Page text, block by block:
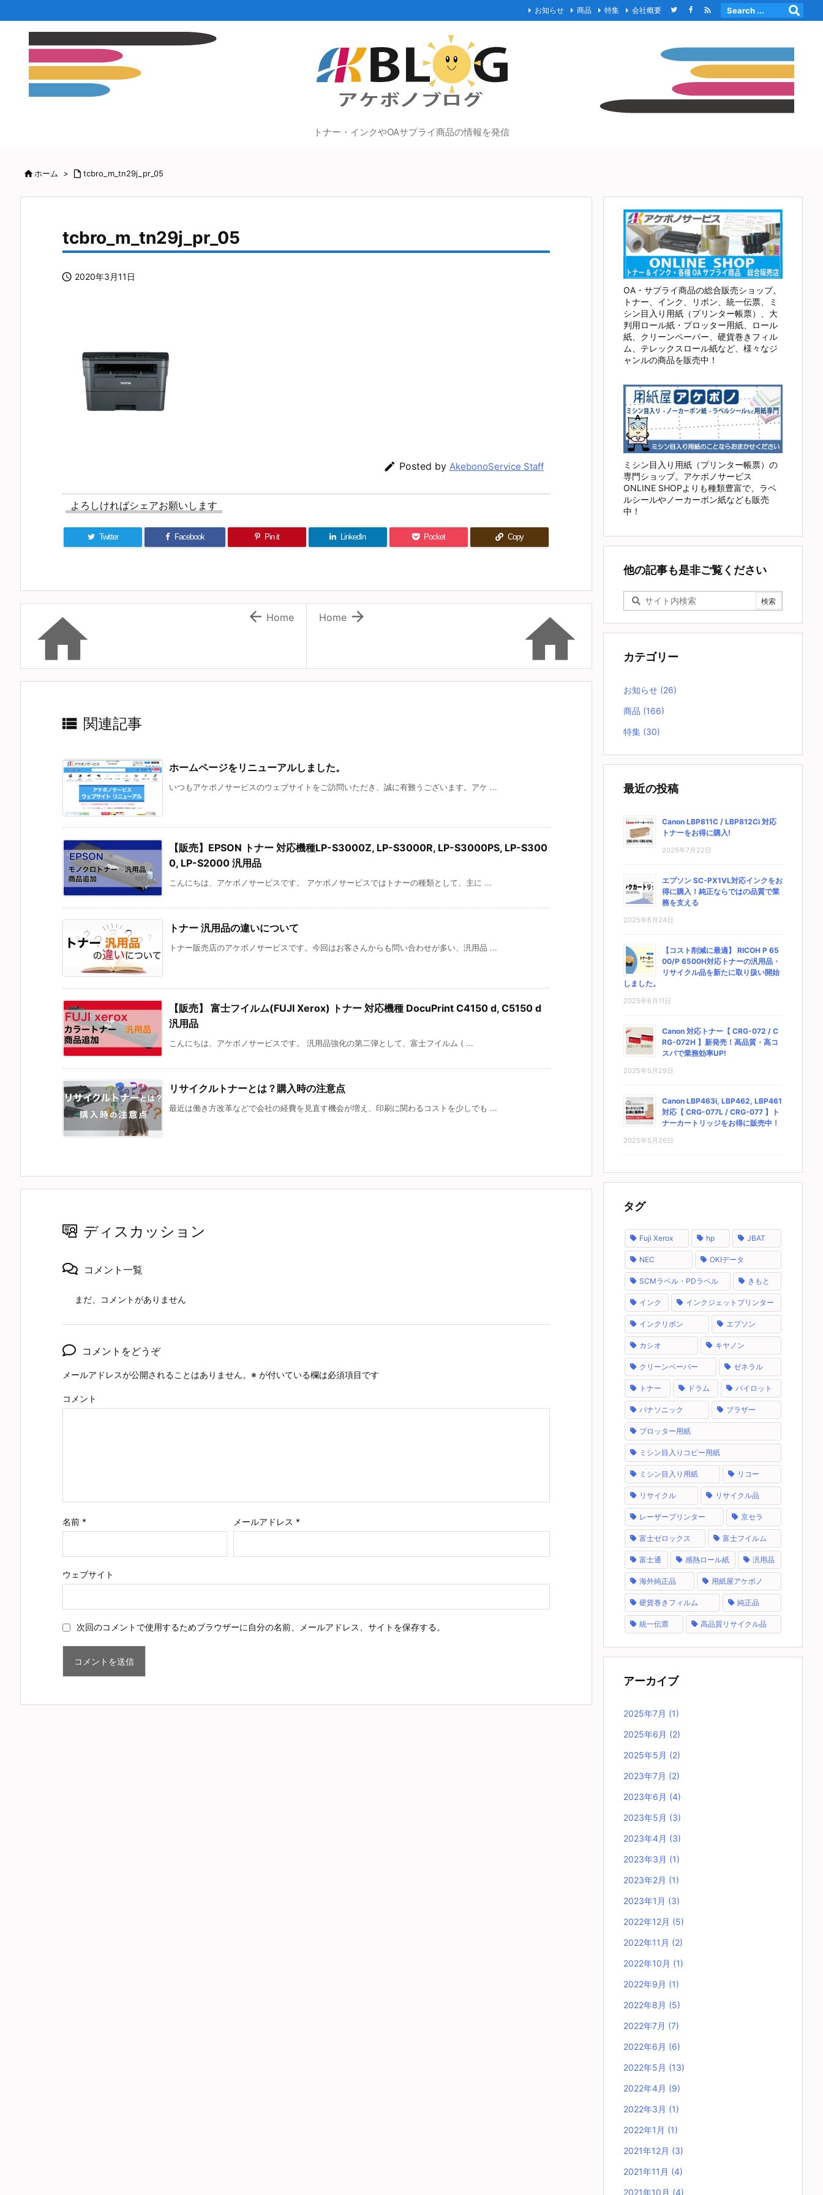
お知らせ 商品 特集 会社概要 
トナー・インクやOAサプライ商品の情報を発信
ホーム >  tcbro_m_tn29j_pr_05
tcbro_m_tn29j_pr_05
 2020年3月11日
 Posted by AkebonoService Staff
よろしければシェアお願いします
Twitter Facebook Pin it LinkedIn Pocket Copy


Home
  Home
 関連記事
ホームページをリニューアルしました。
いつもアケボノサービスのウェブサイトをご訪問いただき、誠に有難うございます。アケ ...
【販売】EPSON トナー 対応機種LP-S3000Z, LP-S3000R, LP-S3000PS, LP-S300
0, LP-S2000 汎用品
こんにちは、アケボノサービスです。 アケボノサービスではトナーの種類として、主に ...
トナー 汎用品の違いについて
トナー販売店のアケボノサービスです。今回はお客さんからも問い合わせが多い、汎用品 ...
【販売】 富士フイルム(FUJI Xerox) トナー 対応機種 DocuPrint C4150 d, C5150 d
汎用品
こんにちは、アケボノサービスです。 汎用品強化の第二弾として、富士フイルム ( ...
リサイクルトナーとは？購入時の注意点
最近は働き方改革などで会社の経費を見直す機会が増え、印刷に関わるコストを少しでも ...
ディスカッション
コメント一覧
まだ、コメントがありません
コメントをどうぞ
メールアドレスが公開されることはありません。 ※ が付いている欄は必須項目です
コメント
名前 * メールアドレス *
ウェブサイト
次回のコメントで使用するためブラウザーに自分の名前、メールアドレス、サイトを保存する。
OA・サプライ商品の総合販売ショップ。
トナー、インク、リボン、統一伝票、ミ
シン目入り用紙（プリンター帳票）、大
判用ロール紙・プロッター用紙、ロール
紙、クリーンペーパー、硬貨巻きフィル
ム、テレックスロール紙など、様々なジ
ャンルの商品を販売中！
ミシン目入り用紙（プリンター帳票）の
専門ショップ。アケボノサービス
ONLINE SHOPよりも種類豊富で、ラベ
ルシールやノーカーボン紙なども販売
中！
他の記事も是非ご覧ください
カテゴリー
お知らせ (26)
商品 (166)
特集 (30)
最近の投稿
Canon LBP811C / LBP812Ci 対応
トナーをお得に購入!
2025年7月22日
エプソン SC-PX1VL対応インクをお
得に購入！純正ならではの品質で業
務を支える
2025年6月24日
【コスト削減に最適】 RICOH P 65
00/P 6500H対応トナーの汎用品・
リサイクル品を新たに取り扱い開始
しました。
2025年6月11日
Canon 対応トナー【 CRG-072 / C
RG-072H 】新発売！高品質・高コ
スパで業務効率UP!
2025年5月29日
Canon LBP463i, LBP462, LBP461
対応【 CRG-077L / CRG-077 】ト
ナーカートリッジをお得に販売中！
2025年5月26日
タグ
Fuji Xerox hp JBAT
NEC OKIデータ
SCMラベル・PDラベル きもと
インク インクジェットプリンター
インクリボン エプソン
カシオ キヤノン
クリーンペーパー ゼネラル
トナー ドラム パイロット
パナソニック ブラザー
プロッター用紙
ミシン目入りコピー用紙
ミシン目入り用紙 リコー
リサイクル リサイクル品
レーザープリンター 京セラ
富士ゼロックス 富士フイルム
富士通 感熱ロール紙 汎用品
海外純正品 用紙屋アケボノ
硬貨巻きフィルム 純正品
統一伝票 高品質リサイクル品
アーカイブ
2025年7月 (1)
2025年6月 (2)
2025年5月 (2)
2023年7月 (2)
2023年6月 (4)
2023年5月 (3)
2023年4月 (3)
2023年3月 (1)
2023年2月 (1)
2023年1月 (3)
2022年12月 (5)
2022年11月 (2)
2022年10月 (1)
2022年9月 (1)
2022年8月 (5)
2022年7月 (7)
2022年6月 (6)
2022年5月 (13)
2022年4月 (9)
2022年3月 (1)
2022年1月 (1)
2021年12月 (3)
2021年11月 (4)
2021年10月 (4)